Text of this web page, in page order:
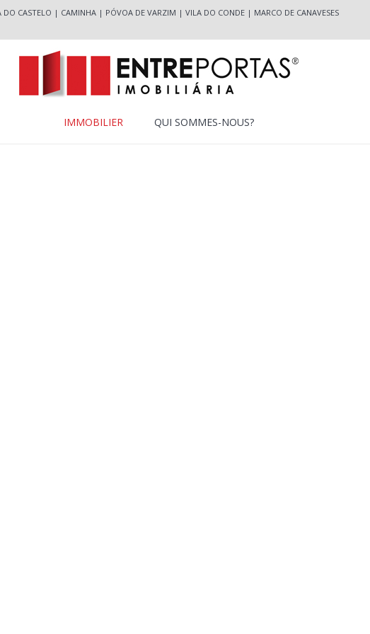
DO CASTELO | CAMINHA| PÓVOA DE VARZIM | VILA DO CONDE| MARCO DE CANAVESES
IMMOBILIER QUI SOMMES-NOUS?